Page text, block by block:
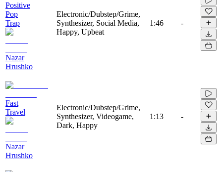
Positive
Pop
Trap
Nazar
Hrushko
Electronic/Dubstep/Grime,
Synthesizer, Social Media,
Happy, Upbeat
1:46 -
Fast
Travel
Nazar
Hrushko
Electronic/Dubstep/Grime,
Synthesizer, Videogame,
Dark, Happy
1:13 -